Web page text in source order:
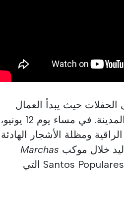
حيث يبدأ العمال
الاستعدادات النهائية لليلة الاستعراض النهائية في المدينة. في مساء يوم 12 يونيو،
ومظلة الأشجار الهادئة
خلال موكب Marchas
Populares الأسطوري. جوهرة التاج في احتفالات Santos Populares التي